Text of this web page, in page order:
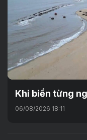
Khi biển từng
06/08/2026 18:11